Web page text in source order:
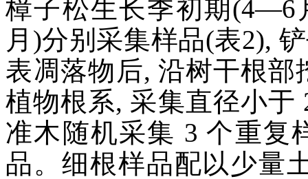
樟子松生长季初期
月)分别采集样品(表2),
表凋落物后, 沿树干根
植物根系, 采集直径小于
准木随机采集 3 个重复
品。细根样品配以少量